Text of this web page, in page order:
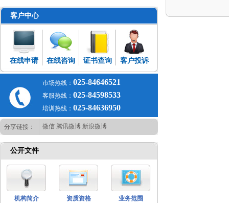
客户中心
在线申请 在线咨询 证书查询 客户投诉
市场热线： 025-84646521
客服热线： 025-84598533
培训热线： 025-84636950
分享链接： 微信 腾讯微博 新浪微博
公开文件
机构简介 资质资格 业务范围